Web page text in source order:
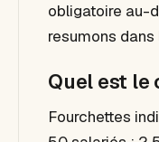
obligatoire au-
resumons
Quel est le
Fourchettes